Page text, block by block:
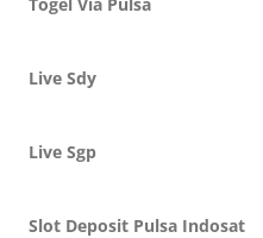
Live Sdy
Live Sgp
Slot Deposit Pulsa Indosat